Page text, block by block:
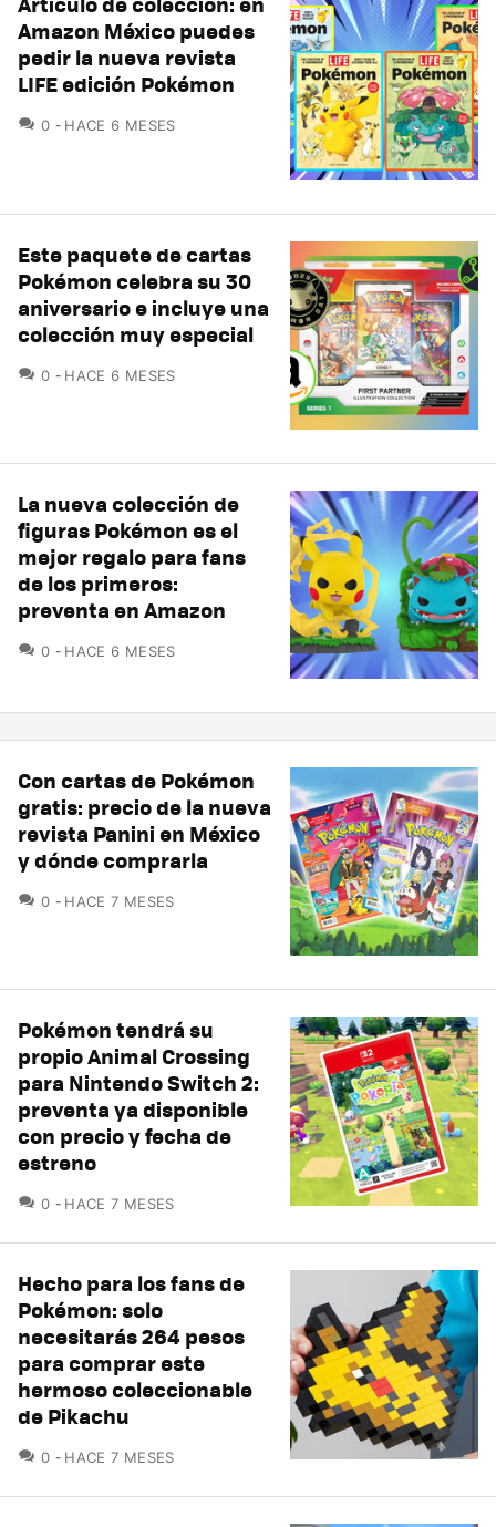
Amazon México puedes
pedir la nueva revista
LIFE edición Pokémon
0 COMENTARIOS
HACE 6 MESES
Este paquete de cartas
Pokémon celebra su 30
aniversario e incluye una
colección muy especial
0 COMENTARIOS
HACE 6 MESES
La nueva colección de
figuras Pokémon es el
mejor regalo para fans
de los primeros:
preventa en Amazon
0 COMENTARIOS
HACE 6 MESES
Con cartas de Pokémon
gratis: precio de la nueva
revista Panini en México
y dónde comprarla
0 COMENTARIOS
HACE 7 MESES
Pokémon tendrá su
propio Animal Crossing
para Nintendo Switch 2:
preventa ya disponible
con precio y fecha de
estreno
0 COMENTARIOS
HACE 7 MESES
Hecho para los fans de
Pokémon: solo
necesitarás 264 pesos
para comprar este
hermoso coleccionable
de Pikachu
0 COMENTARIOS
HACE 7 MESES